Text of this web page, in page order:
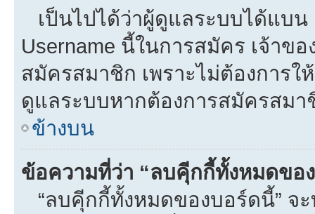
เป็นไปได้ว่าผู้ดูแลระบบได้แบน
Username นี้ในการสมัคร เจ้าข
สมัครสมาชิก เพราะไม่ต้องการ
ดูแลระบบหากต้องการสมัครสมา
ข้างบน
ข้อความที่ว่า “ลบคุีกกี้ทั้งหมดขอ
“ลบคุีกกี้ทั้งหมดของบอร์ดนี้” จ